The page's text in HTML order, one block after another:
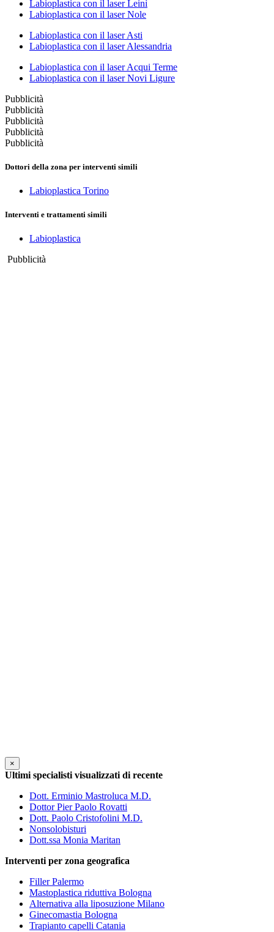
Labioplastica con il laser Leinì
Labioplastica con il laser Nole
Labioplastica con il laser Asti
Labioplastica con il laser Alessandria
Labioplastica con il laser Acqui Terme
Labioplastica con il laser Novi Ligure
Pubblicità
Pubblicità
Pubblicità
Pubblicità
Pubblicità
Dottori della zona per interventi simili
Labioplastica Torino
Interventi e trattamenti simili
Labioplastica
Pubblicità
×
Ultimi specialisti visualizzati di recente
Dott. Erminio Mastroluca M.D.
Dottor Pier Paolo Rovatti
Dott. Paolo Cristofolini M.D.
Nonsolobisturi
Dott.ssa Monia Maritan
Interventi per zona geografica
Filler Palermo
Mastoplastica riduttiva Bologna
Alternativa alla liposuzione Milano
Ginecomastia Bologna
Trapianto capelli Catania